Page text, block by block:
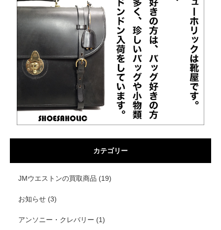
カテゴリー
JMウエストンの買取商品 (19)
お知らせ (3)
アンソニー・クレバリー (1)